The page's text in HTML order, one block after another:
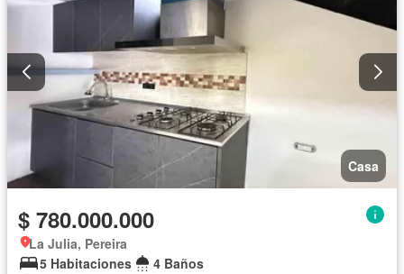
Casa
$ 780.000.000
La Julia, Pereira
5 Habitaciones
4 Baños